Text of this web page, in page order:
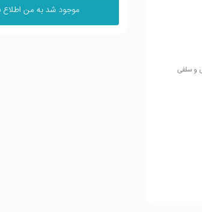
و سلفی
موجود شد به من اطلاع